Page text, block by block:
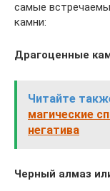
самые
камни:
Драгоценные
Читайте
магические
негатива
Черный алмаз